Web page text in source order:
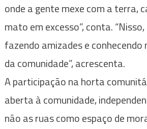
onde a gente mexe com a terra,
mato em excesso”, conta.
fazendo amizades e
da comunidade”, acrescenta.
A participação na horta
aberta à comunidade,
não as ruas como espaço de